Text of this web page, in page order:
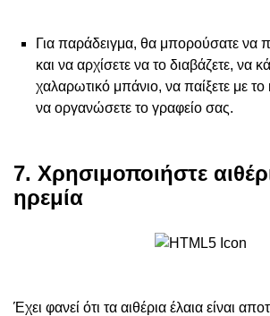
Για παράδειγμα, θα μπορούσατε να
και να αρχίσετε να το διαβάζετε, να
χαλαρωτικό μπάνιο, να παίξετε με το
να οργανώσετε το γραφείο σας.
7. Χρησιμοποιήστε
ηρεμία
Έχει φανεί ότι τα αιθέρια έλαια είναι